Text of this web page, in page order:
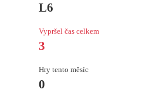
L6
Vypršel čas celkem
3
Hry tento měsíc
0